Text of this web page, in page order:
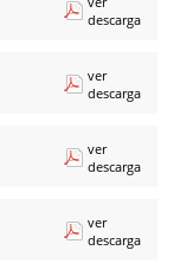
descarga
ver
descarga
ver
descarga
ver
descarga